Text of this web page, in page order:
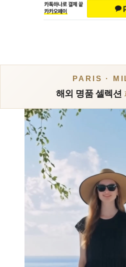
PARIS ·
해외 명품 셀렉션